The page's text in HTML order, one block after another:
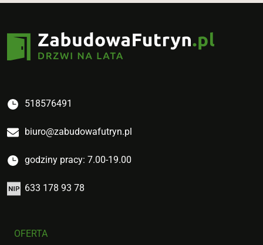
518576491
biuro@zabudowafutryn.pl
godziny pracy: 7.00-19.00
633 178 93 78
OFERTA